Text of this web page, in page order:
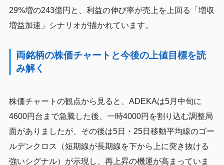
29%増の243億円と、利益の伸び率が売上を上回る「増収
増益加速」シナリオが描かれています。
両銘柄の株価チャートと今後の上値目標を読
み解く
株価チャートの観点から見ると、ADEKAは5月中旬に
4600円台まで急騰した後、一時4000円を割り込む調整局
面がありましたが、その後は5日・25日移動平均線のゴー
ルデンクロス（短期線が長期線を下から上に突き抜ける
強いシグナル）が示現し、再上昇の機運が高まっていま